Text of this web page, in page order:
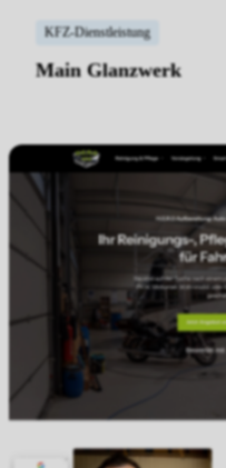
KFZ-Dienstleistung
Main Glanzwerk